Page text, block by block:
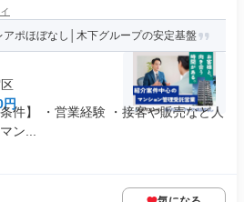
ポほぼなし│木下グループの安定基盤
円
件】 ・営業経験 ・接客や販売など人
ン...